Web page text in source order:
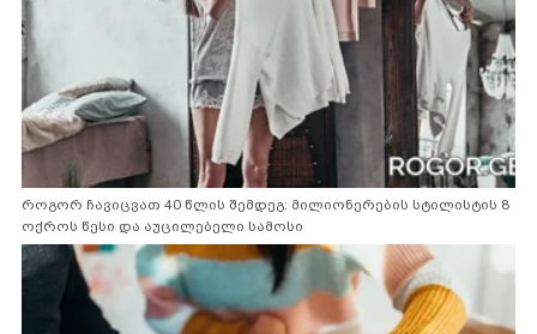
როგორ ჩავიცვათ 40 წლის შემდეგ: მილიონერების სტილისტის 8
ოქროს წესი და აუცილებელი სამოსი